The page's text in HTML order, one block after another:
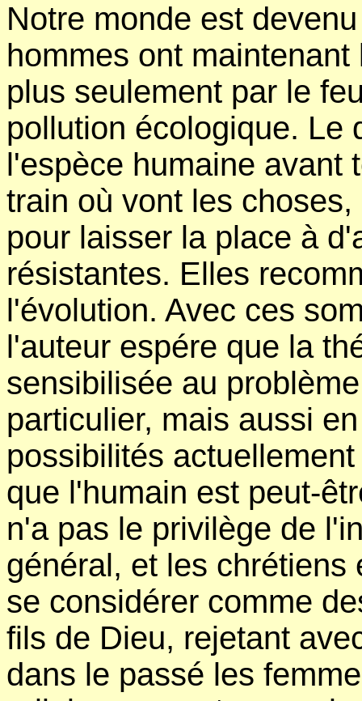
Notre monde est
hommes ont
plus seulement par le
pollution écologique. Le
l'espèce humaine avant
train où vont les
pour laisser la place à
résistantes. Elles
l'évolution. Avec ces
l'auteur espére que la
sensibilisée au
particulier, mais aussi
possibilités
que l'humain est peut-
n'a pas le privilège de
général, et les chrétiens
se considérer comme
fils de Dieu, rejetant
dans le passé les